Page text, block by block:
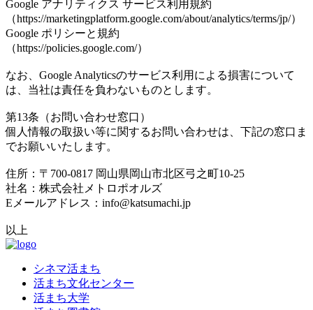
Google アナリティクス サービス利用規約
（https://marketingplatform.google.com/about/analytics/terms/jp/）
Google ポリシーと規約
（https://policies.google.com/）
なお、Google Analyticsのサービス利用による損害について
は、当社は責任を負わないものとします。
第13条（お問い合わせ窓口）
個人情報の取扱い等に関するお問い合わせは、下記の窓口ま
でお願いいたします。
住所：〒700-0817 岡山県岡山市北区弓之町10-25
社名：株式会社メトロポオルズ
Eメールアドレス：info@katsumachi.jp
以上
シネマ活まち
活まち文化センター
活まち大学